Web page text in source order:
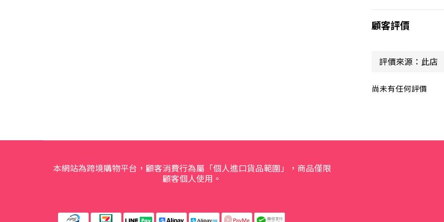
顧客評價
尚未有任何評價
本網站為跨境購物平台，顧客消費行為屬「個人進口貨品範圍」，商品僅限
顧客個人使用。